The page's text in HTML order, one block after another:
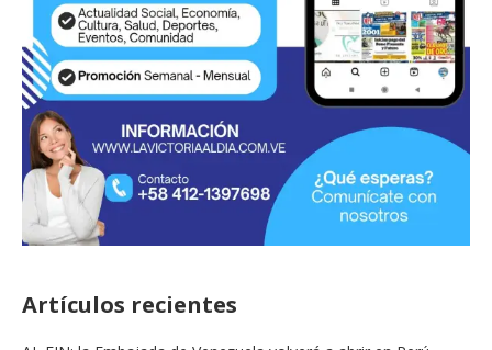
Artículos recientes